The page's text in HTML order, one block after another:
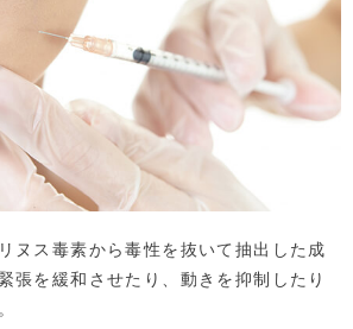
ヌス毒素から毒性を抜いて抽出した成
張を緩和させたり、動きを抑制したり